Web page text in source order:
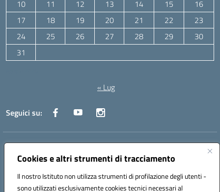
Cookies e altri strumenti di tracciamento
Il nostro Istituto non utilizza strumenti di profilazione degli utenti -
sono utilizzati esclusivamente cookies tecnici necessari al
10
11 12 13 14 15
16
17
18 19 20 21 22
23
24
25 26 27 28 29
30
31
« Lug
Seguici su:
Indirizzo:Via Canale 1, Ancona
Centralino:071 204723 Email:anpc010006@istruzione.it
Codice fiscale: 93020970427